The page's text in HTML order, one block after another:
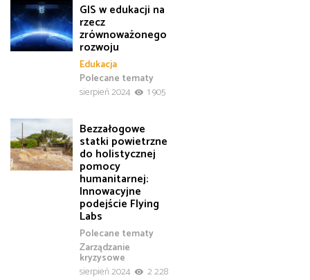
GIS w edukacji na
rzecz
zrównoważonego
rozwoju
Edukacja
Polecane tematy
sierpień 2024
1 905
Bezzałogowe
statki powietrzne
do holistycznej
pomocy
humanitarnej:
Innowacyjne
podejście Flying
Labs
Polecane tematy
Zarządzanie
kryzysowe
sierpień 2024
2 228